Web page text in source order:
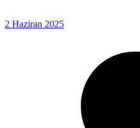
2 Haziran 2025